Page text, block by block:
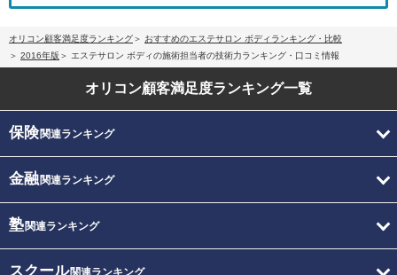
オリコン顧客満足度ランキング
おすすめのエステサロン ボディランキング・比較
2016年版
エステサロン ボディの施術担当者の技術力ランキング・口コミ情報
オリコン顧客満足度ランキング一覧
保険関連ランキング
金融関連ランキング
塾関連ランキング
スクール